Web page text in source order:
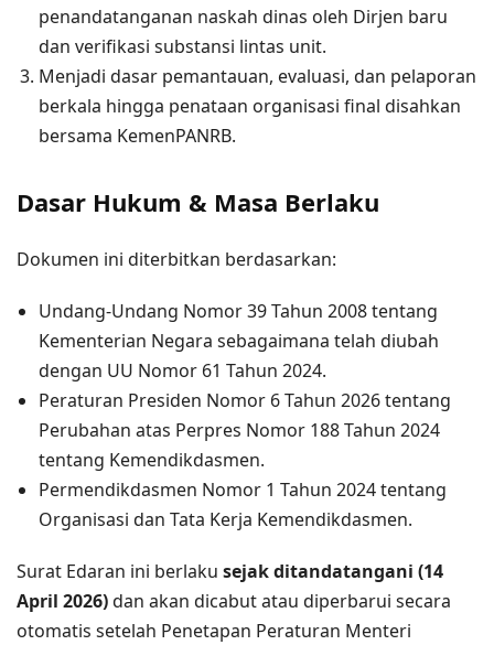
penandatanganan naskah dinas oleh Dirjen baru
dan verifikasi substansi lintas unit.
Menjadi dasar pemantauan, evaluasi, dan pelaporan
berkala hingga penataan organisasi final disahkan
bersama KemenPANRB.
Dasar Hukum & Masa Berlaku
Dokumen ini diterbitkan berdasarkan:
Undang-Undang Nomor 39 Tahun 2008 tentang
Kementerian Negara sebagaimana telah diubah
dengan UU Nomor 61 Tahun 2024.
Peraturan Presiden Nomor 6 Tahun 2026 tentang
Perubahan atas Perpres Nomor 188 Tahun 2024
tentang Kemendikdasmen.
Permendikdasmen Nomor 1 Tahun 2024 tentang
Organisasi dan Tata Kerja Kemendikdasmen.
Surat Edaran ini berlaku sejak ditandatangani (14
April 2026)dan akan dicabut atau diperbarui secara
otomatis setelah Penetapan Peraturan Menteri